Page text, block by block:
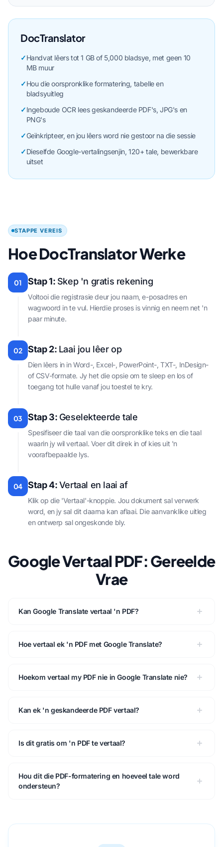
DocTranslator
✓Handvat lêers tot 1 GB of 5,000 bladsye, met geen 10
MB muur
✓Hou die oorspronklike formatering, tabelle en
bladsyuitleg
✓Ingeboude OCR lees geskandeerde PDF's, JPG's en
PNG's
✓Geïnkripteer, en jou lêers word nie gestoor na die sessie
✓Dieselfde Google-vertalingsenjin, 120+ tale, bewerkbare
uitset
STAPPE VEREIS
Hoe DocTranslator Werke
01 Stap 1: Skep 'n gratis rekening
Voltooi die registrasie deur jou naam, e-posadres en
wagwoord in te vul. Hierdie proses is vinnig en neem net 'n
paar minute.
02 Stap 2: Laai jou lêer op
Dien lêers in in Word-, Excel-, PowerPoint-, TXT-, InDesign-
of CSV-formate. Jy het die opsie om te sleep en los of
toegang tot hulle vanaf jou toestel te kry.
03 Stap 3: Geselekteerde tale
Spesifiseer die taal van die oorspronklike teks en die taal
waarin jy wil vertaal. Voer dit direk in of kies uit 'n
voorafbepaalde lys.
04 Stap 4:Vertaal en laai af
Klik op die 'Vertaal'-knoppie. Jou dokument sal verwerk
word, en jy sal dit daarna kan aflaai. Die aanvanklike uitleg
en ontwerp sal ongeskonde bly.
Google Vertaal PDF: Gereelde
Vrae
Kan Google Translate vertaal 'n PDF?
Hoe vertaal ek 'n PDF met Google Translate?
Hoekom vertaal my PDF nie in Google Translate nie?
Kan ek 'n geskandeerde PDF vertaal?
Is dit gratis om 'n PDF te vertaal?
Hou dit die PDF-formatering en hoeveel tale word
ondersteun?